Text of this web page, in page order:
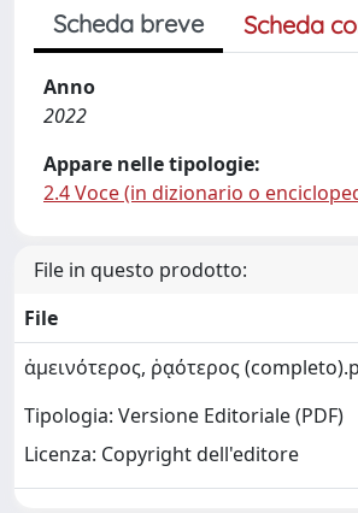
Scheda breve Scheda
Anno
2022
Appare nelle tipologie:
2.4 Voce (in dizionario o
File in questo prodotto:
File
ἀμεινότερος, ῥᾳότερος
Tipologia: Versione Editoriale (PDF)
Licenza: Copyright dell'editore